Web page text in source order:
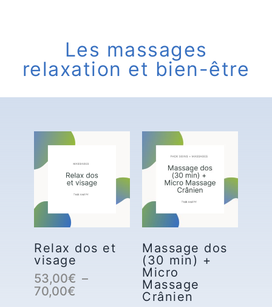
Les massages
relaxation et bien-être
Relax dos et
visage
53,00€ –
70,00€
Massage dos
(30 min) +
Micro
Massage
Crânien